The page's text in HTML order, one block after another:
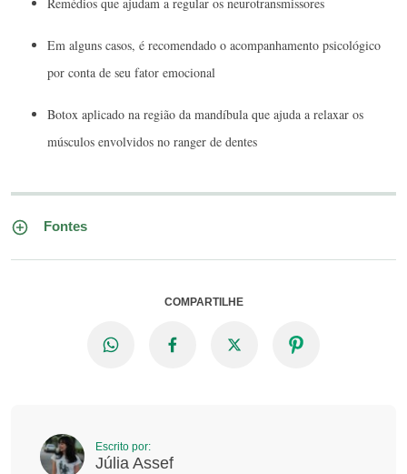
Em alguns casos, é recomendado o acompanhamento psicológico
por conta de seu fator emocional
Botox aplicado na região da mandíbula que ajuda a relaxar os
músculos envolvidos no ranger de dentes
Fontes
COMPARTILHE
Escrito por:
Júlia Assef